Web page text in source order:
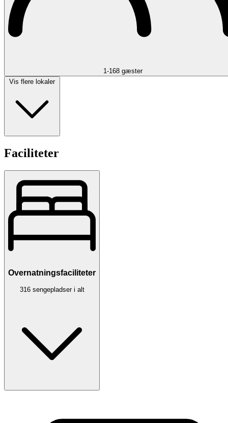
1-168 gæster
Vis flere lokaler
Faciliteter
Overnatningsfaciliteter
316 sengepladser i alt